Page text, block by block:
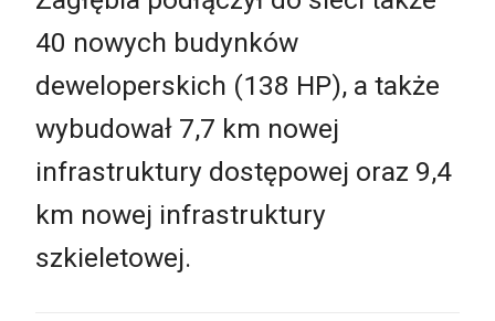
40 nowych budynków
deweloperskich (138 HP), a także
wybudował 7,7 km nowej
infrastruktury dostępowej oraz 9,4
km nowej infrastruktury
szkieletowej.